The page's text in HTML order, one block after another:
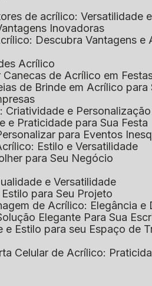
de acrílico: Versatilidade
Inovadoras
Descubra Vantagens e
Acrílico
de Acrílico em
de Brinde em Acrílico para
Criatividade e Personalização
e Praticidade para Sua Festa
para Eventos
Estilo e Versatilidade
para Seu Negócio
e Versatilidade
para Seu Projeto
de Acrílico: Elegância e
Elegante Para Sua
e Estilo para seu Espaço de
Celular de Acrílico: